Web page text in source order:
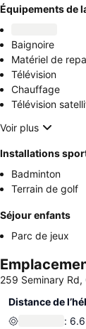
Équipements de
Baignoire
Matériel de
Télévision
Chauffage
Télévision
Voir plus
Installations
Badminton
Terrain de golf
Séjour enfants
Parc de jeux
259 Seminary
Distance de
: 6.6